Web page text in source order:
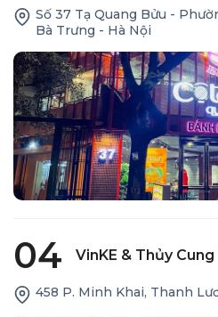
Số 37 Tạ Quang Bửu -
Bà Trưng - Hà Nội
04 VinKE & Thủy
458 P. Minh Khai, Thanh